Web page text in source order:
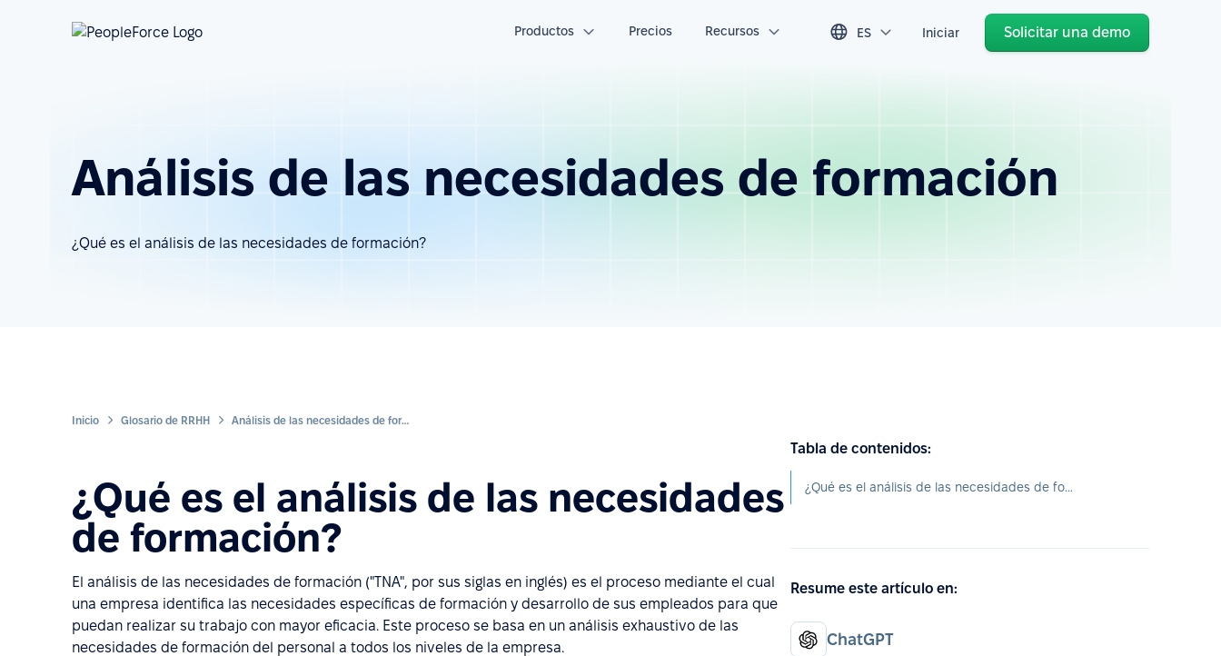
Productos Precios Recursos ES Iniciar Solicitar una demo
Análisis de las necesidades de formación
¿Qué es el análisis de las necesidades de formación?
Inicio Glosario de RRHH Análisis de las necesidades de formación
¿Qué es el análisis de las necesidades
de formación?
El análisis de las necesidades de formación ("TNA", por sus siglas en inglés) es el proceso mediante el cual
una empresa identifica las necesidades específicas de formación y desarrollo de sus empleados para que
puedan realizar su trabajo con mayor eficacia. Este proceso se basa en un análisis exhaustivo de las
necesidades de formación del personal a todos los niveles de la empresa.
Tabla de contenidos:
¿Qué es el análisis de las necesidades de formación?
Resume este artículo en:
ChatGPT